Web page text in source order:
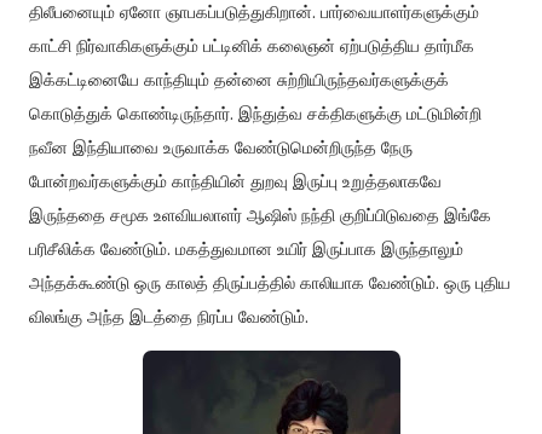
திலீபனையும் ஏனோ ஞாபகப்படுத்துகிறான். பார்வையாளர்களுக்கும்
காட்சி நிர்வாகிகளுக்கும் பட்டினிக் கலைஞன் ஏற்படுத்திய தார்மீக
இக்கட்டினையே காந்தியும் தன்னை சுற்றியிருந்தவர்களுக்குக்
கொடுத்துக் கொண்டிருந்தார். இந்துத்வ சக்திகளுக்கு மட்டுமின்றி
நவீன இந்தியாவை உருவாக்க வேண்டுமென்றிருந்த நேரு
போன்றவர்களுக்கும் காந்தியின் துறவு இருப்பு உறுத்தலாகவே
இருந்ததை சமூக உளவியலாளர் ஆஷிஸ் நந்தி குறிப்பிடுவதை இங்கே
பரிசீலிக்க வேண்டும். மகத்துவமான உயிர் இருப்பாக இருந்தாலும்
அந்தக்கூண்டு ஒரு காலத் திருப்பத்தில் காலியாக வேண்டும். ஒரு புதிய
விலங்கு அந்த இடத்தை நிரப்ப வேண்டும்.